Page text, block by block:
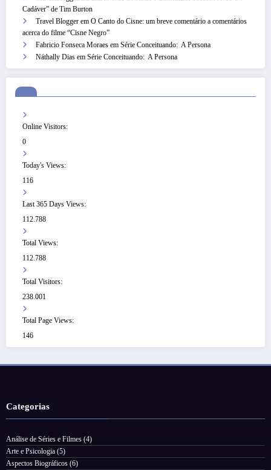
Cadáver” de Tim Burton
Travel Blogger em O Canto do Cisne: um breve comentário a comentários
acerca do filme “Cisne Negro”
Fabricio Fonseca Moraes em Série Conceituando: A Persona
Náthally Dias em Série Conceituando: A Persona
Online Visitors:
0
Today's Views:
116
Last 365 Days Views:
112.788
Total Views:
112.788
Total Visitors:
238.001
Total Page Views:
146
Categorias
Análise de Séries e Filmes (4)
Arte e Psicologia (5)
Aspectos Biográficos (6)